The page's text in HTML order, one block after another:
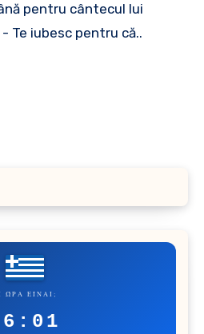
Te iubesc pentru că..
ΏΡΑ ΕΊΝΑΙ;